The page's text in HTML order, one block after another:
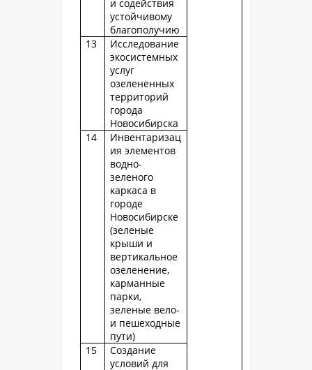
и содействия
устойчивому
благополучию
13
Исследование
экосистемных
услуг
озелененных
территорий
города
Новосибирска
14
Инвентаризац
ия элементов
водно-
зеленого
каркаса в
городе
Новосибирске
(зеленые
крыши и
вертикальное
озеленение,
карманные
парки,
зеленые вело-
и пешеходные
пути)
15
Создание
условий для